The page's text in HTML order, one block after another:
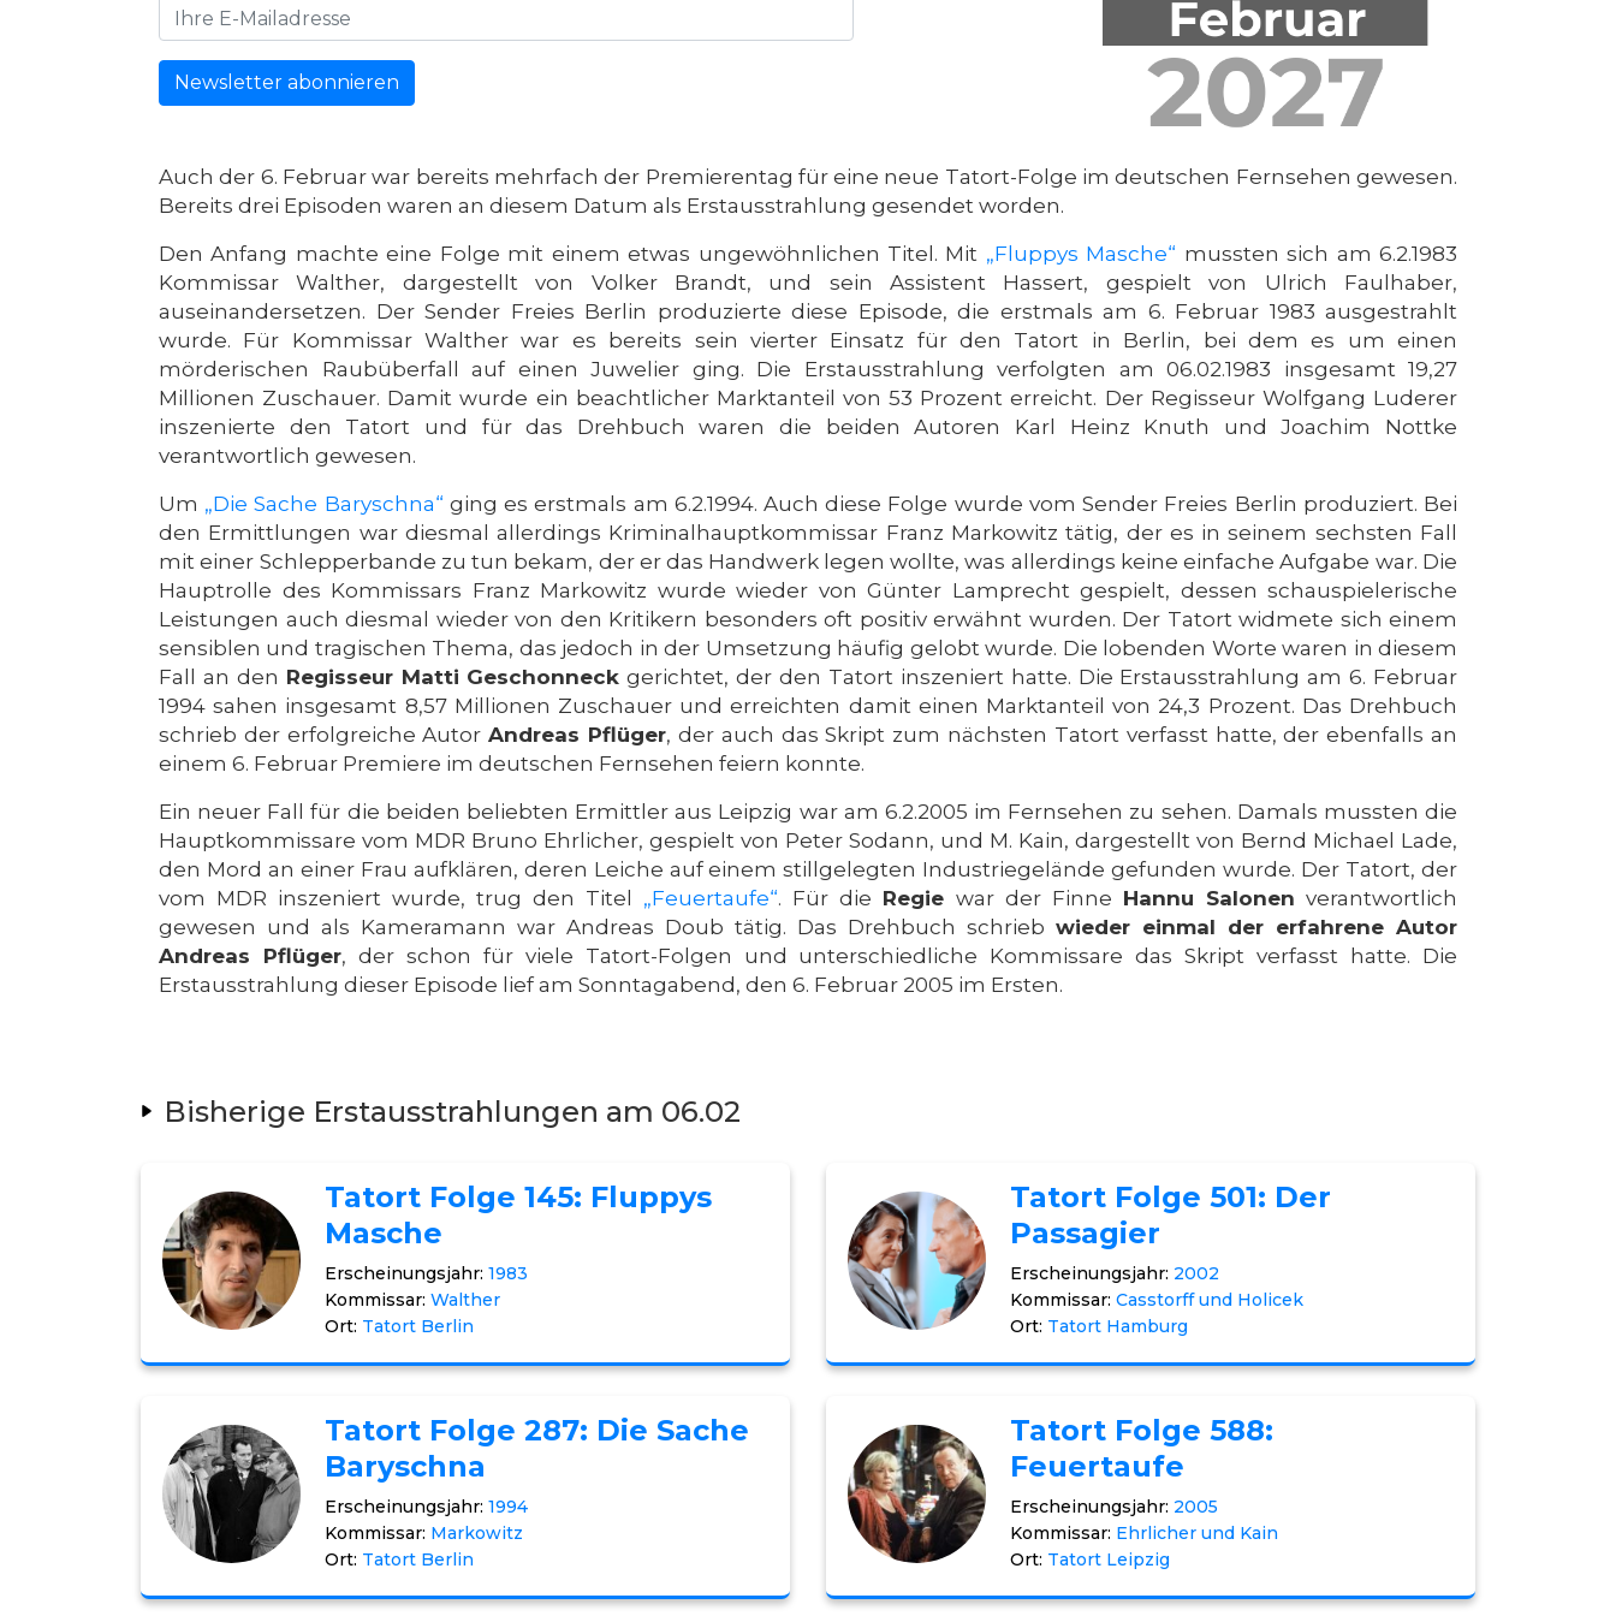
Newsletter abonnieren
Auch der 6. Februar war bereits mehrfach der Premierentag für eine neue Tatort-Folge im deutschen Fernsehen gewesen.
Bereits drei Episoden waren an diesem Datum als Erstausstrahlung gesendet worden.
Den Anfang machte eine Folge mit einem etwas ungewöhnlichen Titel. Mit „Fluppys Masche“ mussten sich am 6.2.1983
Kommissar Walther, dargestellt von Volker Brandt, und sein Assistent Hassert, gespielt von Ulrich Faulhaber,
auseinandersetzen. Der Sender Freies Berlin produzierte diese Episode, die erstmals am 6. Februar 1983 ausgestrahlt
wurde. Für Kommissar Walther war es bereits sein vierter Einsatz für den Tatort in Berlin, bei dem es um einen
mörderischen Raubüberfall auf einen Juwelier ging. Die Erstausstrahlung verfolgten am 06.02.1983 insgesamt 19,27
Millionen Zuschauer. Damit wurde ein beachtlicher Marktanteil von 53 Prozent erreicht. Der Regisseur Wolfgang Luderer
inszenierte den Tatort und für das Drehbuch waren die beiden Autoren Karl Heinz Knuth und Joachim Nottke
verantwortlich gewesen.
Um „Die Sache Baryschna“ ging es erstmals am 6.2.1994. Auch diese Folge wurde vom Sender Freies Berlin produziert. Bei
den Ermittlungen war diesmal allerdings Kriminalhauptkommissar Franz Markowitz tätig, der es in seinem sechsten Fall
mit einer Schlepperbande zu tun bekam, der er das Handwerk legen wollte, was allerdings keine einfache Aufgabe war. Die
Hauptrolle des Kommissars Franz Markowitz wurde wieder von Günter Lamprecht gespielt, dessen schauspielerische
Leistungen auch diesmal wieder von den Kritikern besonders oft positiv erwähnt wurden. Der Tatort widmete sich einem
sensiblen und tragischen Thema, das jedoch in der Umsetzung häufig gelobt wurde. Die lobenden Worte waren in diesem
Fall an den Regisseur Matti Geschonneck gerichtet, der den Tatort inszeniert hatte. Die Erstausstrahlung am 6. Februar
1994 sahen insgesamt 8,57 Millionen Zuschauer und erreichten damit einen Marktanteil von 24,3 Prozent. Das Drehbuch
schrieb der erfolgreiche AutorAndreas Pflüger, der auch das Skript zum nächsten Tatort verfasst hatte, der ebenfalls an
einem 6. Februar Premiere im deutschen Fernsehen feiern konnte.
Ein neuer Fall für die beiden beliebten Ermittler aus Leipzig war am 6.2.2005 im Fernsehen zu sehen. Damals mussten die
Hauptkommissare vom MDR Bruno Ehrlicher, gespielt von Peter Sodann, und M. Kain, dargestellt von Bernd Michael Lade,
den Mord an einer Frau aufklären, deren Leiche auf einem stillgelegten Industriegelände gefunden wurde. Der Tatort, der
vom MDR inszeniert wurde, trug den Titel „Feuertaufe“. Für die Regie war der Finne Hannu Salonen verantwortlich
gewesen und als Kameramann war Andreas Doub tätig. Das Drehbuch schrieb wieder einmal der erfahrene Autor
Andreas Pflüger, der schon für viele Tatort-Folgen und unterschiedliche Kommissare das Skript verfasst hatte. Die
Erstausstrahlung dieser Episode lief am Sonntagabend, den 6. Februar 2005 im Ersten.
Bisherige Erstausstrahlungen am 06.02
Tatort Folge 145: Fluppys
Masche
Erscheinungsjahr: 1983
Kommissar: Walther
Ort: Tatort Berlin
Tatort Folge 287: Die Sache
Baryschna
Erscheinungsjahr: 1994
Kommissar: Markowitz
Ort: Tatort Berlin
Tatort Folge 501: Der
Passagier
Erscheinungsjahr: 2002
Kommissar: Casstorff und Holicek
Ort: Tatort Hamburg
Tatort Folge 588:
Feuertaufe
Erscheinungsjahr: 2005
Kommissar: Ehrlicher und Kain
Ort: Tatort Leipzig